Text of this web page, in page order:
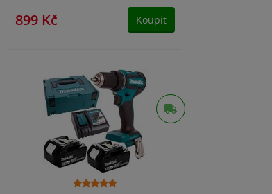
899 Kč Koupit